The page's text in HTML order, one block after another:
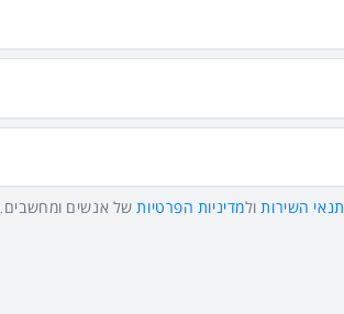
תנאי השירותולמדיניות הפרטיותשל אנשים ומחשבים.